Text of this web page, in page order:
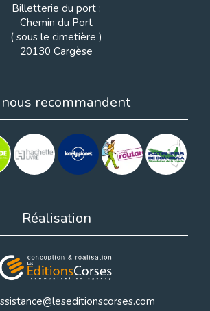
Billetterie du port :
Chemin du Port
( sous le cimetière )
20130 Cargèse
recommandent
Réalisation